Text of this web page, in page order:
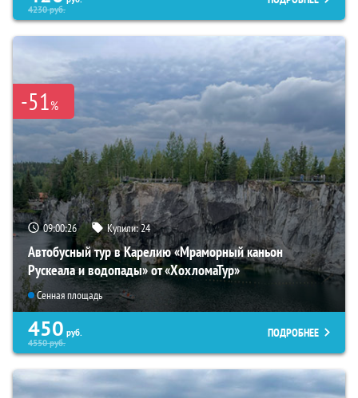
4230руб.
-51%
09:00:24 Купили:24
Автобусный тур в Карелию «Мраморный каньон
Рускеала и водопады» от «ХохломаТур»
Сенная площадь
450 руб.
4550руб.
ПОДРОБНЕЕ